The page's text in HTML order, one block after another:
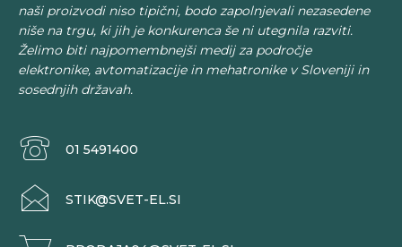
naši proizvodi niso tipični, bodo zapolnjevali nezasedene
niše na trgu, ki jih je konkurenca še ni utegnila razviti.
Želimo biti najpomembnejši medij za področje
elektronike, avtomatizacije in mehatronike v Sloveniji in
sosednjih državah.
01 5491400
STIK@SVET-EL.SI